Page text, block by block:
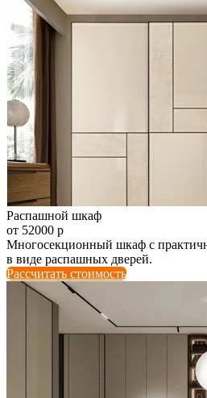
Распашной шкаф
от 52000 р
Многосекционный шкаф с
в виде распашных дверей.
Рассчитать стоимость